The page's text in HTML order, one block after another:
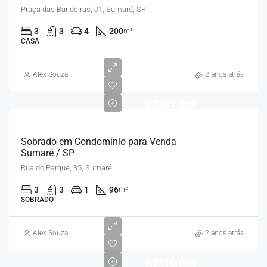
Praça das Bandeiras, 01, Sumaré, SP
3 3 4 200m²
CASA
Alex Souza 2 anos atrás
Sobrado em Condomínio para Venda
Sumaré / SP
Rua do Parque, 35, Sumaré
3 3 1 96m²
SOBRADO
Alex Souza 2 anos atrás